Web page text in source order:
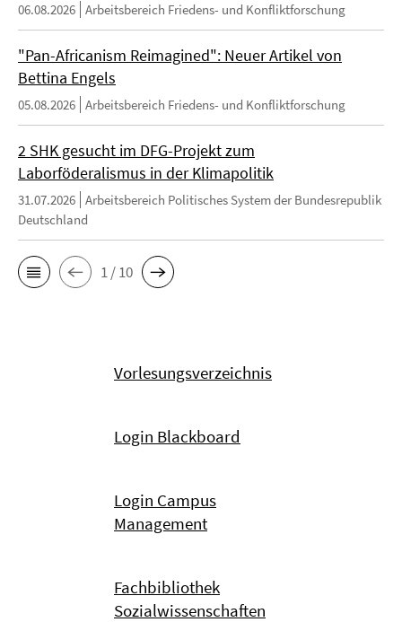
06.08.2026 Arbeitsbereich Friedens- und Konfliktforschung
"Pan-Africanism Reimagined": Neuer Artikel von
Bettina Engels
05.08.2026 Arbeitsbereich Friedens- und Konfliktforschung
2 SHK gesucht im DFG-Projekt zum
Laborföderalismus in der Klimapolitik
31.07.2026 Arbeitsbereich Politisches System der Bundesrepublik
Deutschland
1 / 10
Vorlesungsverzeichnis
Login Blackboard
Login Campus
Management
Fachbibliothek
Sozialwissenschaften